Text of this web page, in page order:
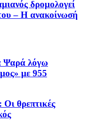
δρομολογεί
– H ανακοίνωσή
Ψαρά λόγω
με 955
θρεπτικές